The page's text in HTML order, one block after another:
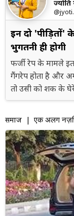
ज्योति
इन दो 'पीड़ितों'
भुगतनी ही होगी
फर्जी रेप के मामले
गैंगरेप होता है और
तो उसी को शक के
समाज |एक अलग